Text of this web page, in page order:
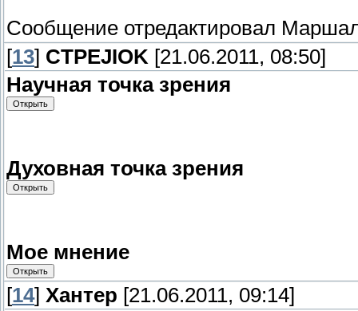
Сообщение отредактировал
[13] CTPEJIOK [21.06.2011, 08:50]
Научная точка зрения
Духовная точка зрения
Мое мнение
[14] Хантер [21.06.2011, 09:14]